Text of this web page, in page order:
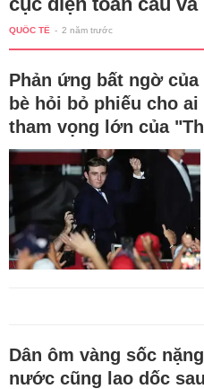
QUỐC TẾ - 2 năm trước
Phản ứng bất ngờ
bè hỏi bỏ phiếu cho
tham vọng lớn của
Dân ôm vàng sốc
nước cũng lao dốc